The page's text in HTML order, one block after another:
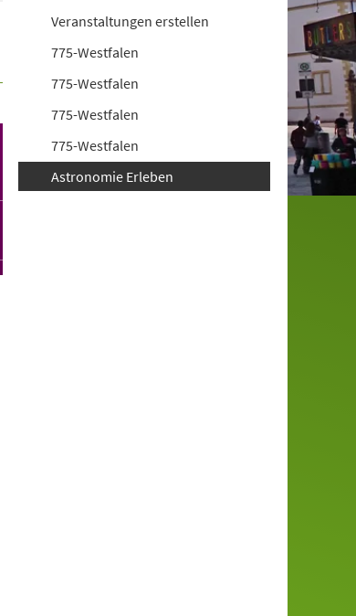
Veranstaltungen erstellen
775-Westfalen
775-Westfalen
775-Westfalen
775-Westfalen
Astronomie Erleben